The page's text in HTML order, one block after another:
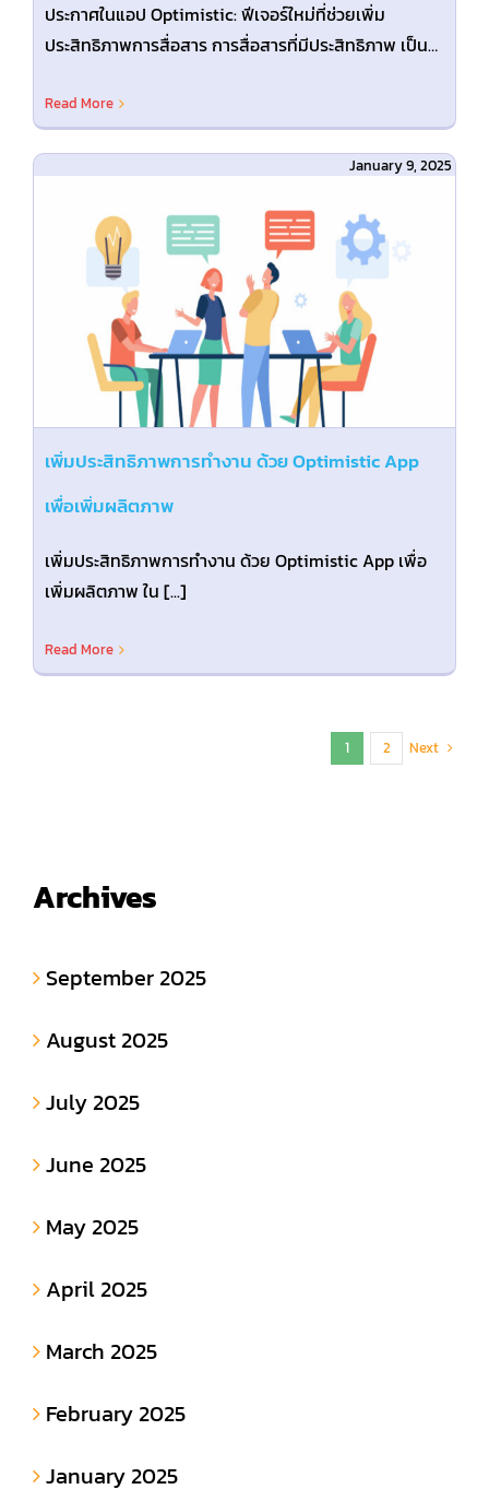
ประกาศในแอป Optimistic: ฟีเจอร์ใหม่ที่ช่วยเพิ่ม
ประสิทธิภาพการสื่อสาร การสื่อสารที่มีประสิทธิภาพ เป็น
Read More
เพิ่มประสิทธิภาพการทำงาน ด้วย Optimistic App
เพื่อเพิ่มผลิตภาพ
January 9, 2025
เพิ่มประสิทธิภาพการทำงาน ด้วย Optimistic App เพื่อ
เพิ่มผลิตภาพ ใน [...]
Read More
1 2 Next
Archives
September 2025
August 2025
July 2025
June 2025
May 2025
April 2025
March 2025
February 2025
January 2025